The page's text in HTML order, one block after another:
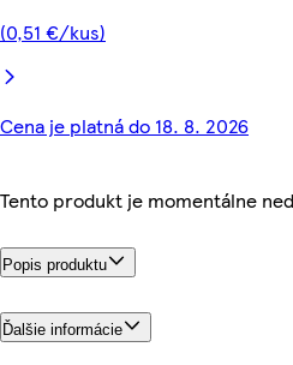
(0,51 €/kus)
Cena je platná do 18. 8. 2026
Tento produkt je momentálne
Popis produktu
Ďalšie informácie